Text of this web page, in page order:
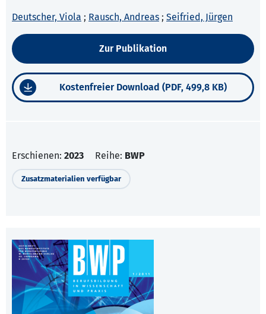
Deutscher, Viola ; Rausch, Andreas ; Seifried, Jürgen
Zur Publikation
Kostenfreier Download (PDF, 499,8 KB)
Erschienen: 2023 Reihe: BWP
Zusatzmaterialien verfügbar